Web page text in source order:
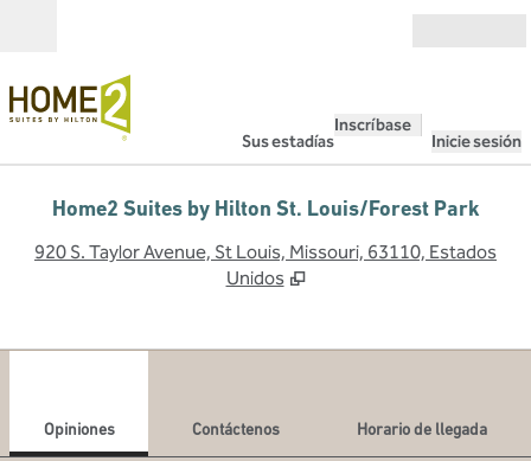
Sus estadías
Inscríbase
Inicie sesión
Home2 Suites by Hilton St. Louis/Forest Park
920 S. Taylor Avenue, St Louis, Missouri, 63110, Estados
Unidos
Opiniones Contáctenos
Horario de llegada